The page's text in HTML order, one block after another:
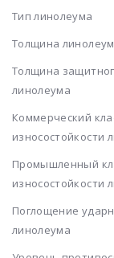
Тип линолеума
Толщина
Толщина
линолеума
Коммерческий
износостойкости
Промышленный
износостойкости
Поглощение
линолеума